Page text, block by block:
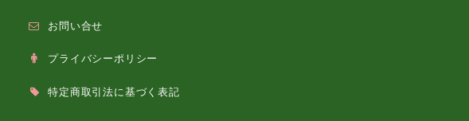
お問い合せ
プライバシーポリシー
特定商取引法に基づく表記